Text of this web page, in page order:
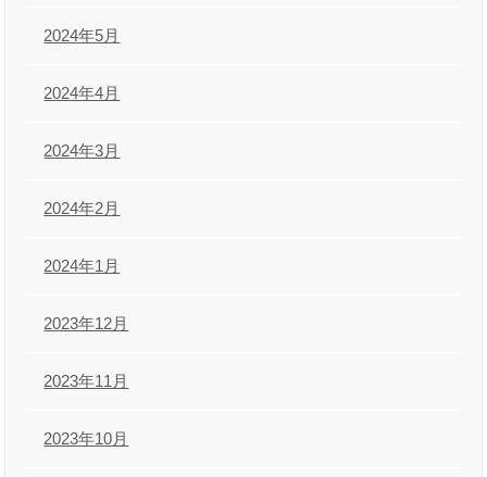
2024年5月
2024年4月
2024年3月
2024年2月
2024年1月
2023年12月
2023年11月
2023年10月